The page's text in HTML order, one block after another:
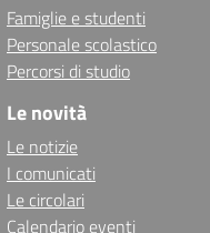
Famiglie e studenti
Personale scolastico
Percorsi di studio
Le novità
Le notizie
I comunicati
Le circolari
Calendario eventi